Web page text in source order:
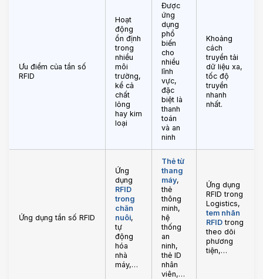
Ưu điểm của tần số
RFID
Hoạt
động
ổn định
trong
nhiều
môi
trường,
kể cả
chất
lỏng
hay kim
loại
Được
ứng
dụng
phổ
biến
cho
nhiều
lĩnh
vực,
đặc
biệt là
thanh
toán
và an
ninh
Khoảng
cách
truyền tải
dữ liệu xa,
tốc độ
truyền
nhanh
nhất.
Ứng dụng tần số RFID
Ứng
dụng
RFID
trong
chăn
nuôi,
tự
động
hóa
nhà
máy,…
Thẻ từ
thang
máy,
thẻ
thông
minh,
hệ
thống
an
ninh,
thẻ ID
nhân
viên,…
Ứng dụng
RFID trong
Logistics,
tem nhãn
RFID trong
theo dõi
phương
tiện,…